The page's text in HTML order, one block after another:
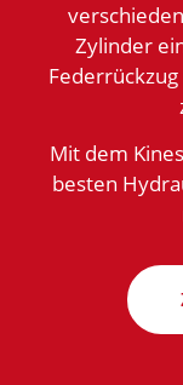
Zylinder
Mit dem
besten